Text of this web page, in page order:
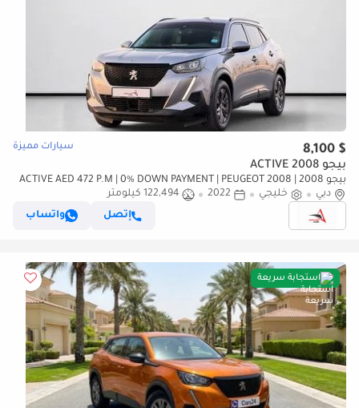
$ 8,100 سيارات مميزة
بيجو 2008 ACTIVE
بيجو 2008 ACTIVE AED 472 P.M | 0% DOWN PAYMENT | PEUGEOT 2008 |
1.6L I4 | 2022 | GCC SPECS
دبي خليجي 2022
122,494 كيلومتر
إتصل
واتساب
استجابة سريعة